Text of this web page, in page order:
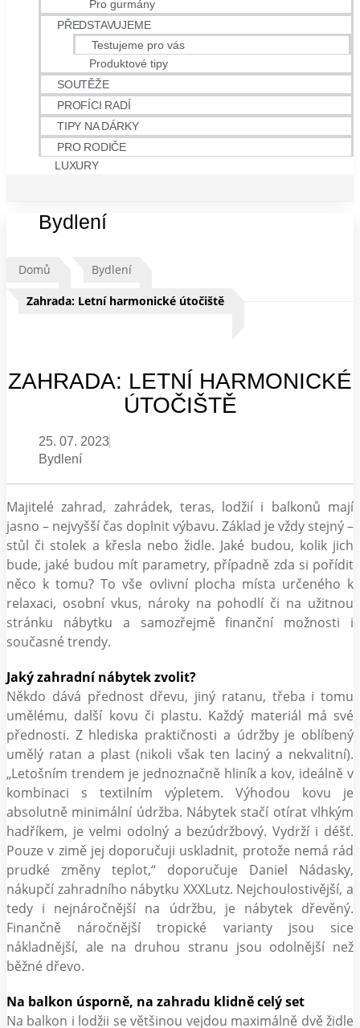
Pro gurmány
PŘEDSTAVUJEME
Testujeme pro vás
Produktové tipy
SOUTĚŽE
PROFÍCI RADÍ
TIPY NA DÁRKY
PRO RODIČE
LUXURY
Bydlení
Domů Bydlení
Zahrada: Letní harmonické útočiště
ZAHRADA: LETNÍ HARMONICKÉ
ÚTOČIŠTĚ
25. 07. 2023
Bydlení
Majitelé zahrad, zahrádek, teras, lodžií i balkonů mají
jasno – nejvyšší čas doplnit výbavu. Základ je vždy stejný –
stůl či stolek a křesla nebo židle. Jaké budou, kolik jich
bude, jaké budou mít parametry, případně zda si pořídit
něco k tomu? To vše ovlivní plocha místa určeného k
relaxaci, osobní vkus, nároky na pohodlí či na užitnou
stránku nábytku a samozřejmě finanční možnosti i
současné trendy.
Jaký zahradní nábytek zvolit?
Někdo dává přednost dřevu, jiný ratanu, třeba i tomu
umělému, další kovu či plastu. Každý materiál má své
přednosti. Z hlediska praktičnosti a údržby je oblíbený
umělý ratan a plast (nikoli však ten laciný a nekvalitní).
„Letošním trendem je jednoznačně hliník a kov, ideálně v
kombinaci s textilním výpletem. Výhodou kovu je
absolutně minimální údržba. Nábytek stačí otírat vlhkým
hadříkem, je velmi odolný a bezúdržbový. Vydrží i déšť.
Pouze v zimě jej doporučuji uskladnit, protože nemá rád
prudké změny teplot,“ doporučuje Daniel Nádasky,
nákupčí zahradního nábytku XXXLutz. Nejchoulostivější, a
tedy i nejnáročnější na údržbu, je nábytek dřevěný.
Finančně náročnější tropické varianty jsou sice
nákladnější, ale na druhou stranu jsou odolnější než
běžné dřevo.
Na balkon úsporně, na zahradu klidně celý set
Na balkon i lodžii se většinou vejdou maximálně dvě židle